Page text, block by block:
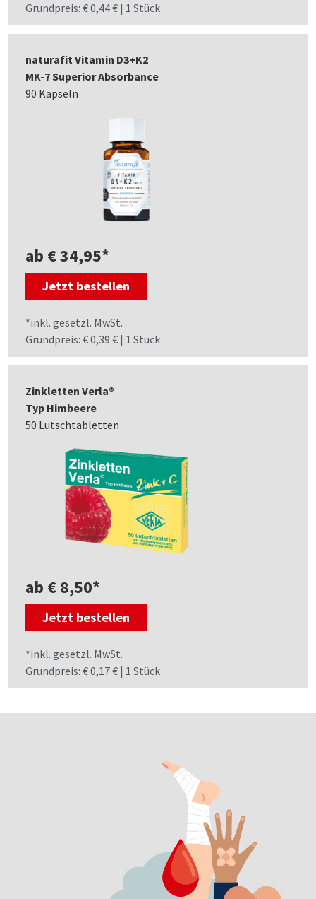
Grundpreis: € 0,44 € | 1 Stück
naturafit Vitamin D3+K2
MK-7 Superior Absorbance
90 Kapseln
ab € 34,95*
Jetzt bestellen
*inkl. gesetzl. MwSt.
Grundpreis: € 0,39 € | 1 Stück
Zinkletten Verla®
Typ Himbeere
50 Lutschtabletten
ab € 8,50*
Jetzt bestellen
*inkl. gesetzl. MwSt.
Grundpreis: € 0,17 € | 1 Stück